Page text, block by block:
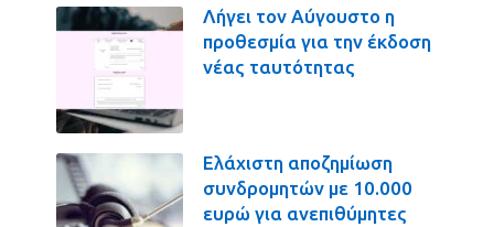
Λήγει τον Αύγουστο η
προθεσμία για την έκδοση
νέας ταυτότητας
Ελάχιστη αποζημίωση
συνδρομητών με 10.000
ευρώ για ανεπιθύμητες